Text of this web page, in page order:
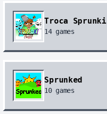
Troca Sprunki
14games
Sprunked
10games